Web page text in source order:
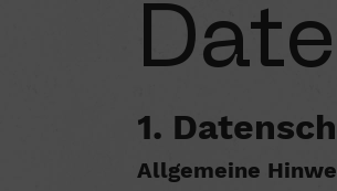
1.
Allgemeine